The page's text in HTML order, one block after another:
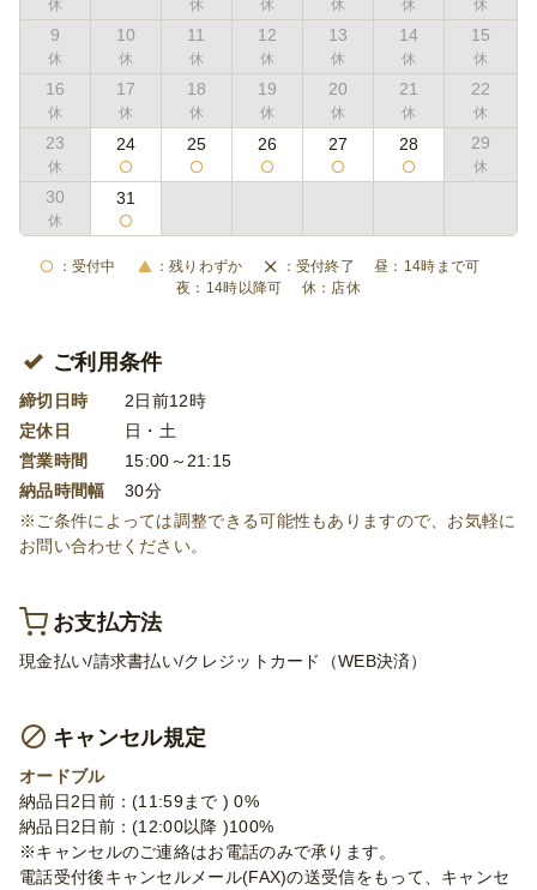
9 10 11 12 13 14 15
16 17 18 19 20 21 22
23 24 25 26 27 28 29
30 31
受付中 残りわずか 受付終了
14時まで可
14時以降可
店休
ご利用条件
締切日時
2日前12時
定休日
日・土
営業時間
15:00～21:15
納品時間幅
30分
※ご条件によっては調整できる可能性もありますので、お気軽に
お問い合わせください。
お支払方法
現金払い/請求書払い/クレジットカード（WEB決済）
キャンセル規定
オードブル
納品日2日前：(11:59まで ) 0%
納品日2日前：(12:00以降 )100%
※キャンセルのご連絡はお電話のみで承ります。
電話受付後キャンセルメール(FAX)の送受信をもって、キャンセ